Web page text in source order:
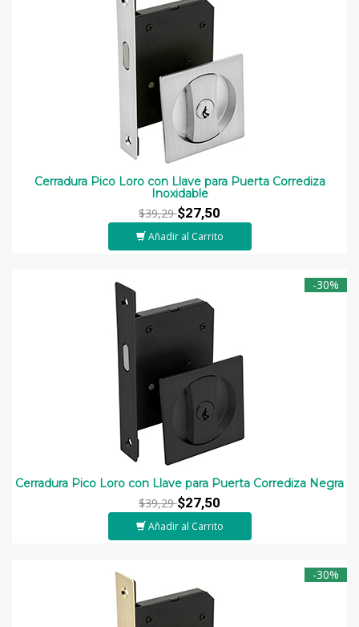
Cerradura Pico Loro con Llave para Puerta Corrediza
Inoxidable
$39,29$27,50
Añadir al Carrito
-30%
Cerradura Pico Loro con Llave para Puerta Corrediza Negra
$39,29$27,50
Añadir al Carrito
-30%